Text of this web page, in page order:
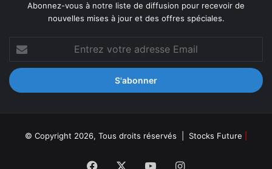
Abonnez-vous à notre liste de diffusion pour recevoir de
nouvelles mises à jour et des offres spéciales.
Entrez
votre
adresse
Email
© Copyright 2026, Tous droits réservés | Stocks Future
Facebook YouTubeInstagram